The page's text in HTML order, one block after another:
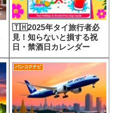
🇹🇭2025年タイ旅行者必
見！知らないと損する祝
日・禁酒日カレンダー
バンコクナビ